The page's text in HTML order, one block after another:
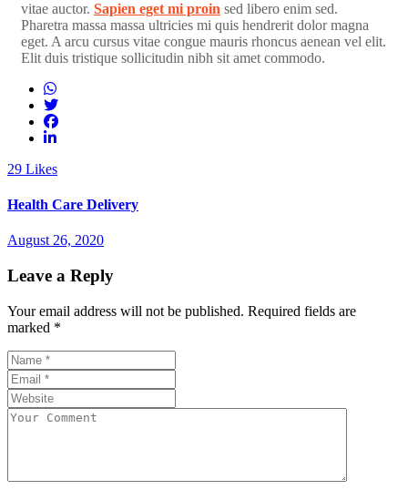
vitae auctor. Sapien eget mi proin sed libero enim sed.
Pharetra massa massa ultricies mi quis hendrerit dolor magna
eget. A arcu cursus vitae congue mauris rhoncus aenean vel elit.
Elit duis tristique sollicitudin nibh sit amet commodo.
29 Likes
Health Care Delivery
August 26, 2020
Leave a Reply
Your email address will not be published. Required fields are
marked *